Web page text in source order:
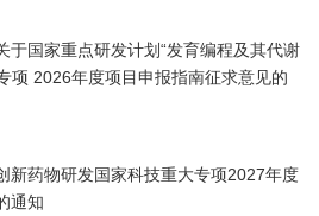
于国家重点研发计划“发育编程及其代谢
项 2026年度项目申报指南征求意见的
新药物研发国家科技重大专项2027年度
通知